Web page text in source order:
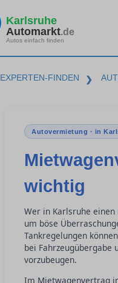
Karlsruhe
Automarkt.de
Autos einfach finden
EXPERTEN-FINDEN ❯
Autovermietung · in
wichtig
Wer in Karlsruhe
um böse
Tankregelungen
bei Fahrzeugübergabe
vorzubeugen.
Im Mietwagenvertrag